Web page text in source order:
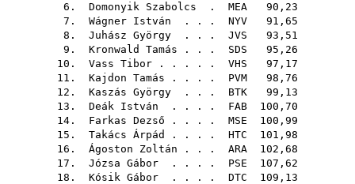
6. Domonyik Szabolcs . MEA 90,23
7. Wágner István . . . NYV 91,65
8. Juhász György . . . JVS 93,51
9. Kronwald Tamás . . . SDS 95,26
10. Vass Tibor . . . . . VHS 97,17
11. Kajdon Tamás . . . . PVM 98,76
12. Kaszás György . . . BTK 99,13
13. Deák István . . . . FAB 100,70
14. Farkas Dezső . . . . MSE 100,99
15. Takács Árpád . . . . HTC 101,98
16. Ágoston Zoltán . . . ARA 102,68
17. Józsa Gábor . . . . PSE 107,62
18. Kósik Gábor . . . . DTC 109,13